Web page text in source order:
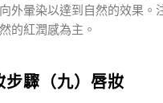
外暈染以達到自然的效果。
的紅潤感為主。
步驟（九）唇妝